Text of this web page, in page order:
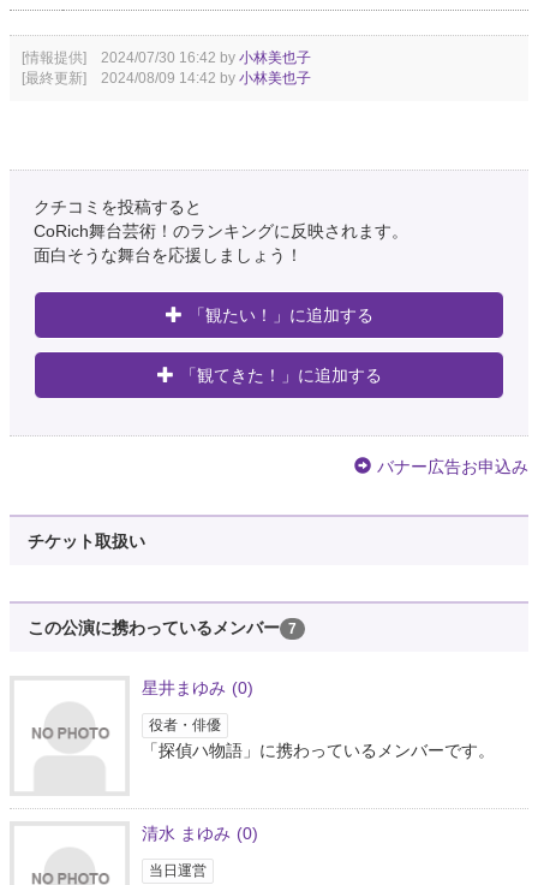
[情報提供] 2024/07/30 16:42 by 小林美也子
[最終更新] 2024/08/09 14:42 by 小林美也子
クチコミを投稿すると
CoRich舞台芸術！のランキングに反映されます。
面白そうな舞台を応援しましょう！
「観たい！」に追加する
「観てきた！」に追加する
バナー広告お申込み
チケット取扱い
この公演に携わっているメンバー 7
星井まゆみ (0)
役者・俳優
「探偵ハ物語」に携わっているメンバーです。
清水 まゆみ (0)
当日運営